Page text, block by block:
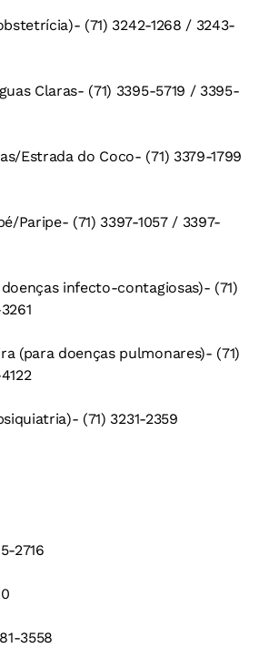
(71) 3242-1268 / 3243-
Claras- (71) 3395-5719 / 3395-
Estrada do Coco- (71) 3379-1799
Paripe- (71) 3397-1057 / 3397-
infecto-contagiosas)- (71)
(para doenças pulmonares)- (71)
(71) 3231-2359
2716
3558